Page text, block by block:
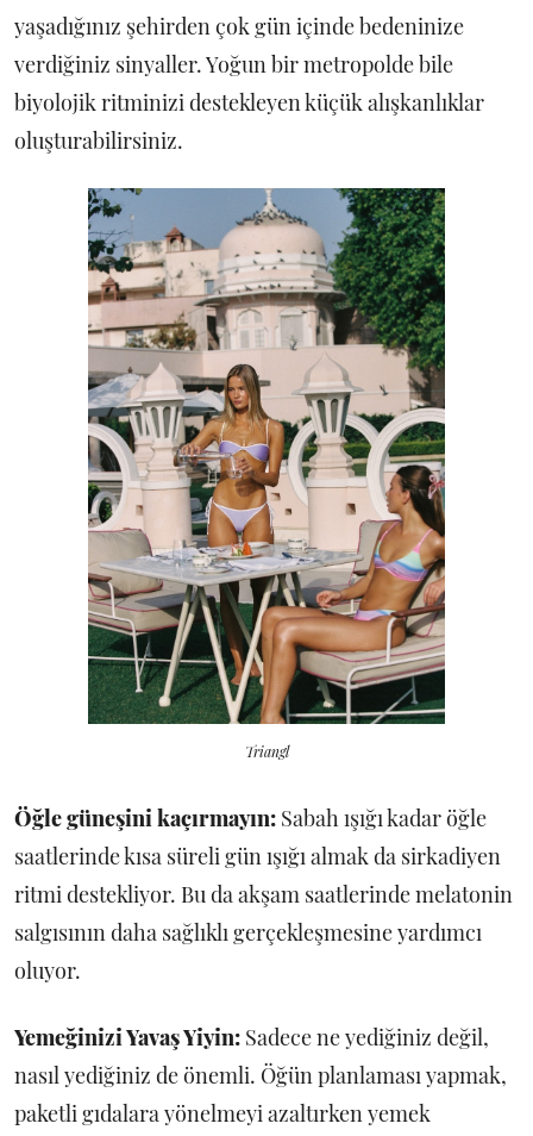
yaşadığınız şehirden çok gün içinde bedeninize
verdiğiniz sinyaller. Yoğun bir metropolde bile
biyolojik ritminizi destekleyen küçük alışkanlıklar
oluşturabilirsiniz.
Triangl
Öğle güneşini kaçırmayın: Sabah ışığı kadar öğle
saatlerinde kısa süreli gün ışığı almak da sirkadiyen
ritmi destekliyor. Bu da akşam saatlerinde melatonin
salgısının daha sağlıklı gerçekleşmesine yardımcı
oluyor.
Yemeğinizi Yavaş Yiyin: Sadece ne yediğiniz değil,
nasıl yediğiniz de önemli. Öğün planlaması yapmak,
paketli gıdalara yönelmeyi azaltırken yemek